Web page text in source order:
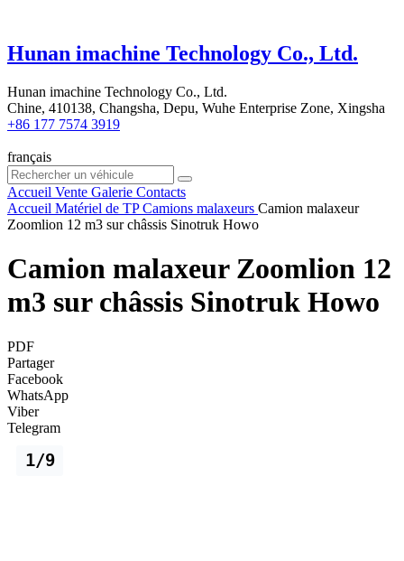
Hunan imachine Technology Co., Ltd.
Hunan imachine Technology Co., Ltd.
Chine, 410138, Changsha, Depu, Wuhe Enterprise Zone, Xingsha
+86 177 7574 3919
français
Accueil Vente Galerie Contacts
Accueil Matériel de TP Camions malaxeurs Camion malaxeur
Zoomlion 12 m3 sur châssis Sinotruk Howo
Camion malaxeur Zoomlion 12
m3 sur châssis Sinotruk Howo
PDF
Partager
Facebook
WhatsApp
Viber
Telegram
1/9